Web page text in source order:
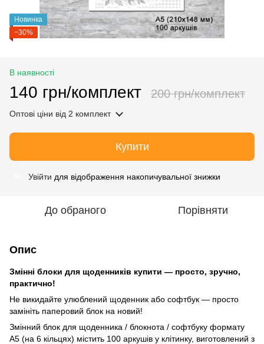
Новинка
−30%
В наявності
140 грн/комплект 200 грн/комплект
Оптові ціни від 2 комплект
Купити
Увійти для відображення накопичувальної знижки
До обраного Порівняти
Опис
Змінні блоки для щоденників купити — просто, зручно,
практично!
Не викидайте улюблений щоденник або софтбук — просто
замініть паперовий блок на новий!
Змінний блок для щоденника / блокнота / софтбуку формату
A5 (на 6 кільцях) містить 100 аркушів у клітинку, виготовлений з